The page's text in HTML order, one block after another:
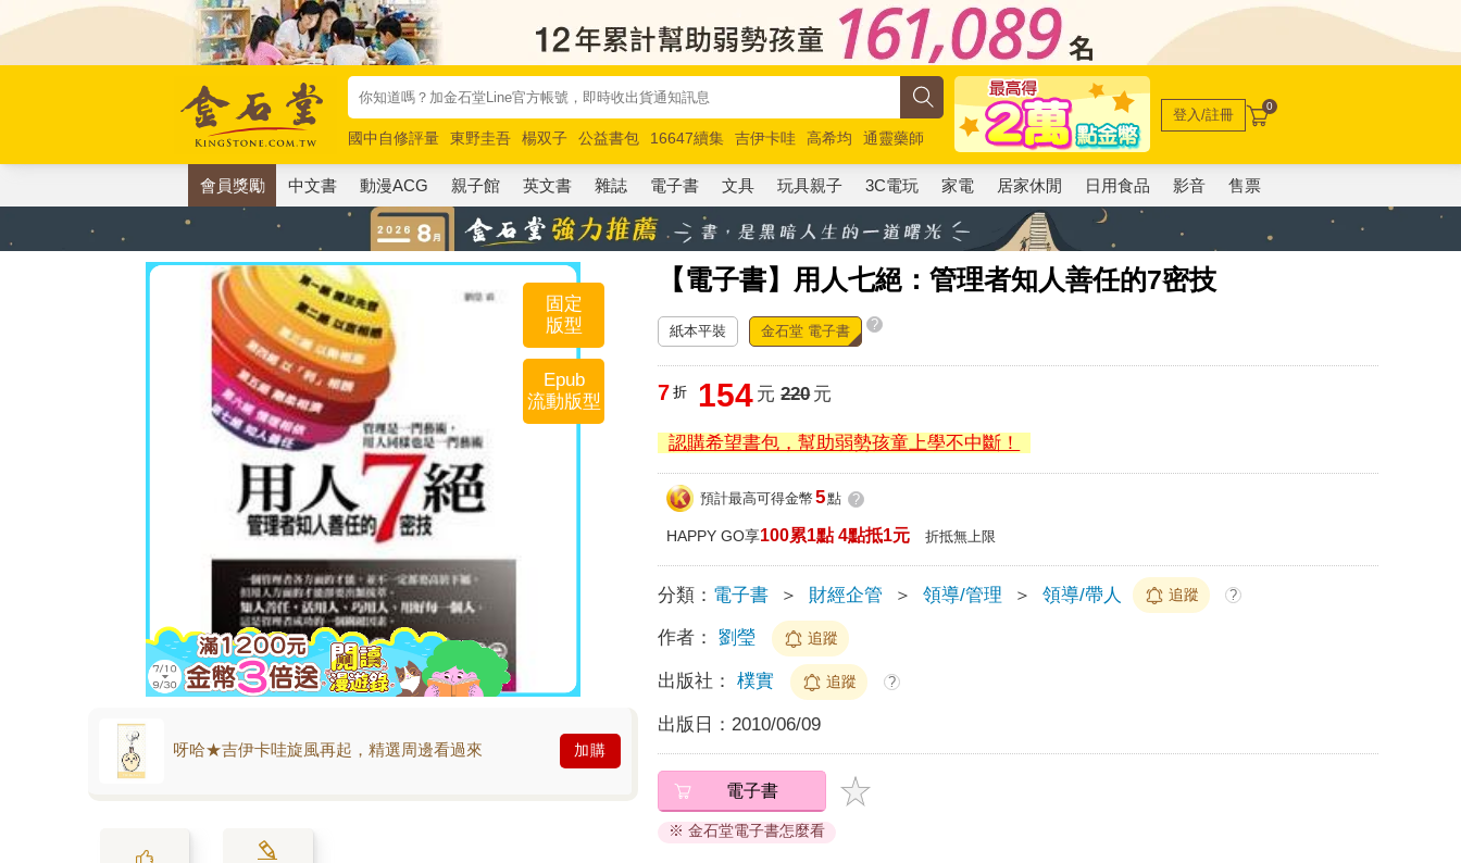
國中自修評量 東野圭吾 楊双子 公益書包 16647續集 吉伊卡哇 高希均
通靈藥師
唯紅花綻放
奧德賽 路邊攤新作 馬斯克 玩具總動員5 超慢跑
登入/註冊 0
會員獎勵 中文書 動漫ACG 親子館 英文書 雜誌 電子書 文具 玩具親子 3C電玩 家電 居家休閒 日用食品 影音 售票
【電子書】用人七絕：管理者知人善任的7密技
固定
版型
Epub
流動版型
呀哈★吉伊卡哇旋風再起，精選周邊看過來 加購
紙本平裝 金石堂 電子書 ?
7 折 154 元 220元
認購希望書包，幫助弱勢孩童上學不中斷！
預計最高可得金幣 5點 ?
HAPPY GO享100累1點 4點抵1元 折抵無上限
分類： 電子書 ＞ 財經企管 ＞ 領導/管理 ＞ 領導/帶人 追蹤 ?
作者： 劉瑩 追蹤
出版社： 樸實 追蹤 ?
出版日： 2010/06/09
電子書
※ 金石堂電子書怎麼看